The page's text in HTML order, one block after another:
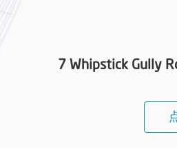
7 Whipstick Gully